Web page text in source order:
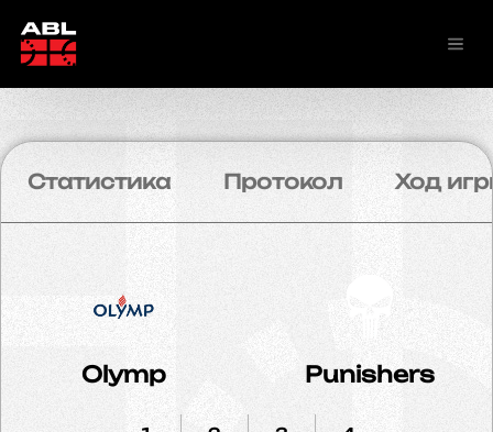
Статистика Протокол Ход
Olymp Punishers